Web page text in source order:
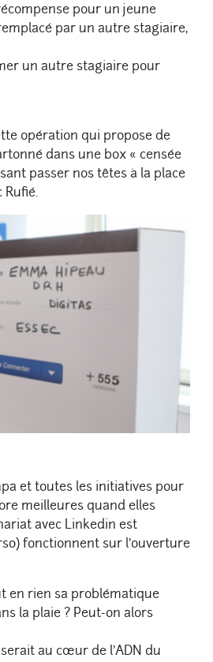
pour un jeune
par un autre stagiaire,
un autre stagiaire pour
opération qui propose de
dans une box « censée
passer nos têtes à la place
Rufié.
et toutes les initiatives pour
meilleures quand elles
avec Linkedin est
fonctionnent sur l’ouverture
en rien sa problématique
la plaie ? Peut-on alors
au cœur de l’ADN du